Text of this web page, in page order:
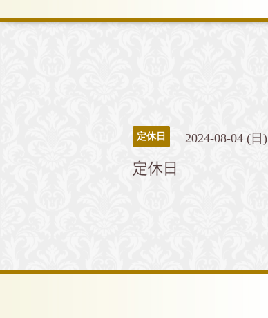
定休日 2024-08-04 (日)
定休日